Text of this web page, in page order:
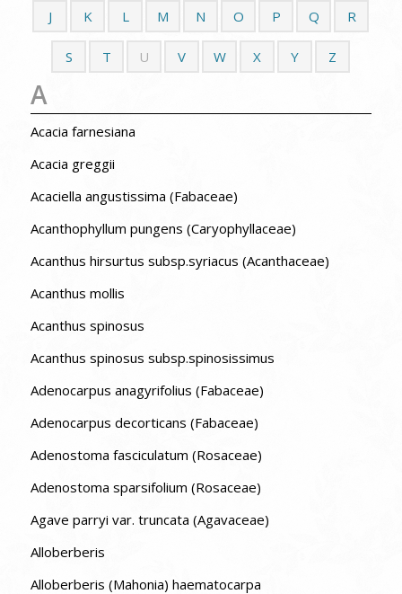
J K L M N O P Q R
S T U V W X Y Z
A
Acacia farnesiana
Acacia greggii
Acaciella angustissima (Fabaceae)
Acanthophyllum pungens (Caryophyllaceae)
Acanthus hirsurtus subsp.syriacus (Acanthaceae)
Acanthus mollis
Acanthus spinosus
Acanthus spinosus subsp.spinosissimus
Adenocarpus anagyrifolius (Fabaceae)
Adenocarpus decorticans (Fabaceae)
Adenostoma fasciculatum (Rosaceae)
Adenostoma sparsifolium (Rosaceae)
Agave parryi var. truncata (Agavaceae)
Alloberberis
Alloberberis (Mahonia) haematocarpa